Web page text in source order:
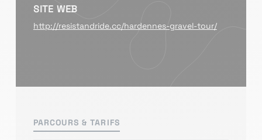
SITE WEB
http://resistandride.cc/hardennes-gravel-tour/
PARCOURS & TARIFS